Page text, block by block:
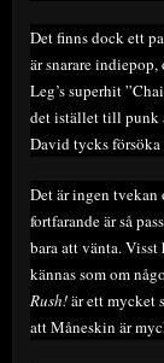
Det finns dock ett
är snarare
Leg’s superhit
det istället till punk
David tycks
Det är ingen tvekan
fortfarande är så
bara att vänta.
kännas som om
Rush!är ett mycket
att Måneskin är